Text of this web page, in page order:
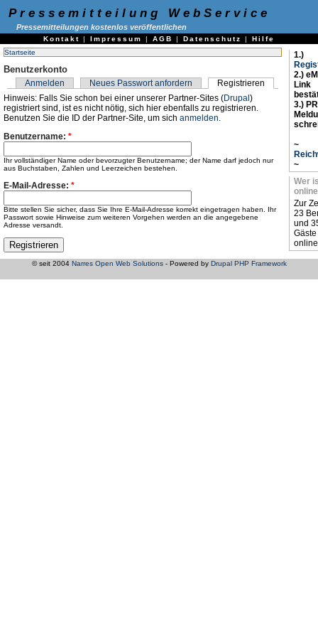
Pressemitteilung WebService
Pressemitteilungen kostenlos veröffentlichen
Kontakt | Impressum | AGB | Datenschutz | Hilfe
Startseite
Benutzerkonto
Anmelden Neues Passwort anfordern
Registrieren
Hinweis: Falls Sie schon bei einer unserer Partner-Sites (Drupal)
registriert sind, ist es nicht nötig, sich hier ebenfalls zu registrieren.
Benutzen Sie die ID der Partner-Site, um sich anmelden
Benutzername: *
Ihr vollständiger Name oder bevorzugter Benutzername; der Name darf jedoch nur
aus Buchstaben, Zahlen und Leerzeichen bestehen.
E-Mail-Adresse: *
Bitte stellen Sie sicher, dass Sie Ihre E-Mail-Adresse korrekt eingetragen haben. Ihr
Passwort sowie Hinweise zum weiteren Vorgehen werden an die angegebene
Adresse versandt.
1.)
2.)
Link
3.)
~
~
Wer
online
Zur
23
und
Gäste
© seit 2004 Narres Open Web Solutions- Powered by Drupal PHP Framework